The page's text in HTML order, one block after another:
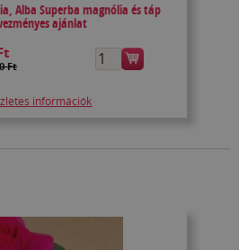
Alba Superba magnólia és táp
ajánlat
Ft
információk